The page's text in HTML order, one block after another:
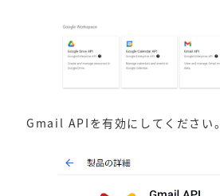
Gmail APIを有効にしてください。